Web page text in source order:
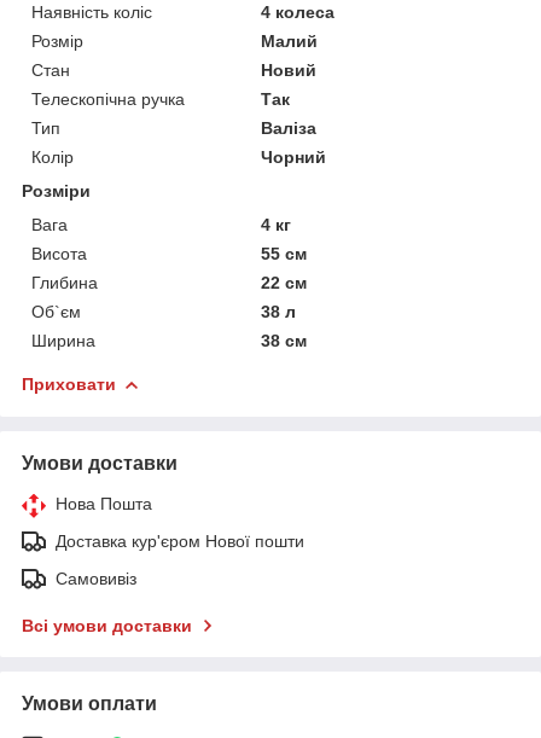
Наявність коліс
4 колеса
Розмір
Малий
Стан
Новий
Телескопічна ручка
Так
Тип
Валіза
Колір
Чорний
Розміри
Вага
4 кг
Висота
55 см
Глибина
22 см
Об`єм
38 л
Ширина
38 см
Приховати
Умови доставки
Нова Пошта
Доставка кур'єром Нової пошти
Самовивіз
Всі умови доставки
Умови оплати